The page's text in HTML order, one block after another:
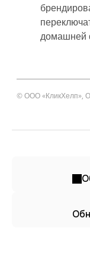
домашней
© ООО «КликХелп»,